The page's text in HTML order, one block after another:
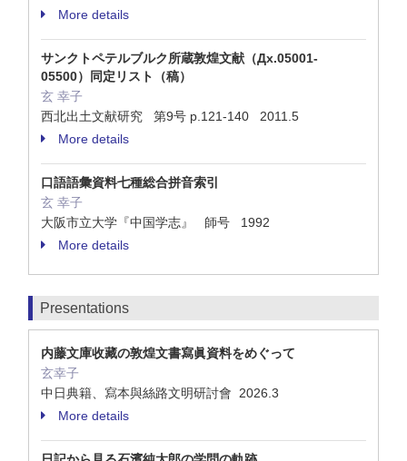
More details
サンクトペテルブルク所蔵敦煌文献（Дx.05001-
05500）同定リスト（稿）
玄 幸子
西北出土文献研究 第9号 p.121-140 2011.5
More details
口語語彙資料七種総合拼音索引
玄 幸子
大阪市立大学『中国学志』 師号 1992
More details
Presentations
内藤文庫收藏の敦煌文書寫眞資料をめぐって
玄幸子
中日典籍、寫本與絲路文明研討會 2026.3
More details